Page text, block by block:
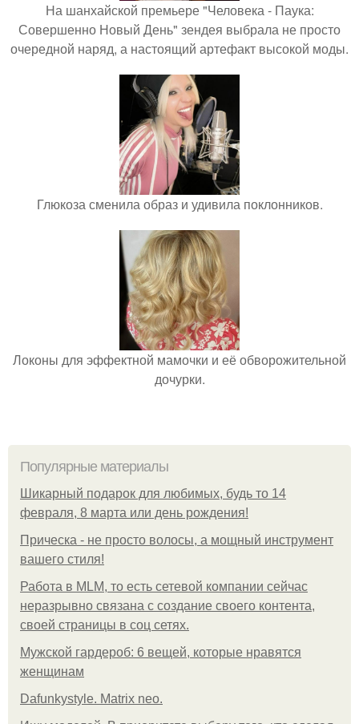
На шанхайской премьере "Человека - Паука:
Совершенно Новый День" зендея выбрала не просто
очередной наряд, а настоящий артефакт высокой моды.
Глюкоза сменила образ и удивила поклонников.
Локоны для эффектной мамочки и её обворожительной
дочурки.
Популярные материалы
Шикарный подарок для любимых, будь то 14
февраля, 8 марта или день рождения!
Прическа - не просто волосы, а мощный инструмент
вашего стиля!
Работа в MLM, то есть сетевой компании сейчас
неразрывно связана с создание своего контента,
своей страницы в соц сетях.
Мужской гардероб: 6 вещей, которые нравятся
женщинам
Dafunkystyle. Matrix neo.